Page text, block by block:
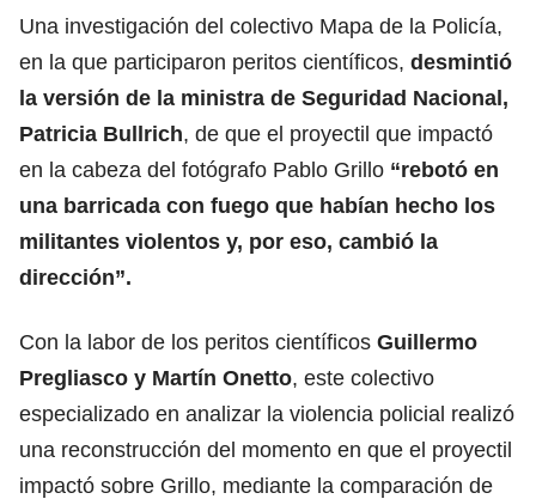
Una investigación del colectivo Mapa de la Policía,
en la que participaron peritos científicos, desmintió
la versión de la ministra de Seguridad Nacional,
Patricia Bullrich, de que el proyectil que impactó
en la cabeza del fotógrafo Pablo Grillo “rebotó en
una barricada con fuego que habían hecho los
militantes violentos y, por eso, cambió la
dirección”.
Con la labor de los peritos científicos Guillermo
Pregliasco y Martín Onetto, este colectivo
especializado en analizar la violencia policial realizó
una reconstrucción del momento en que el proyectil
impactó sobre Grillo, mediante la comparación de